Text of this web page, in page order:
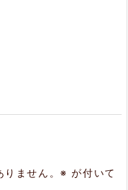
りません。※ が付いて